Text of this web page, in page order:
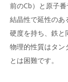
前のCb）と原子
結晶性で延性のあ
硬度を持ち、鉄と
物理的性質はタン
とは困難です。